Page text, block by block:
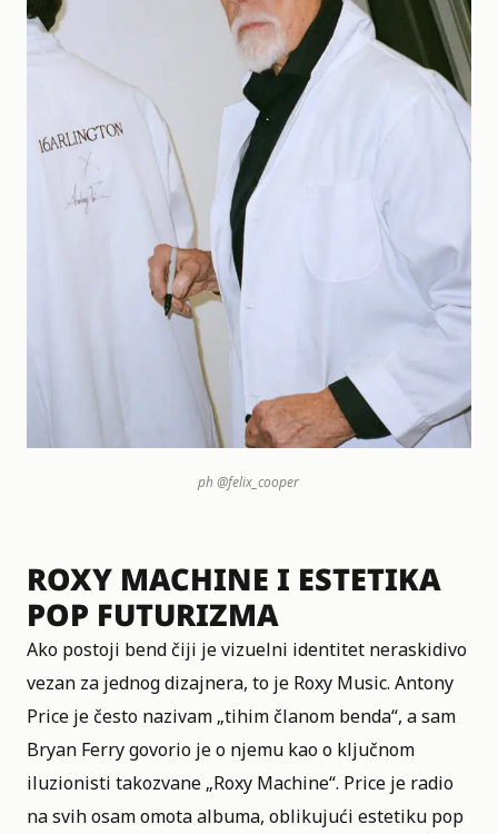
ph@felix_cooper
ROXY MACHINE I ESTETIKA
POP FUTURIZMA
Ako postoji bend čiji je vizuelni identitet neraskidivo
vezan za jednog dizajnera, to je Roxy Music. Antony
Price je često nazivam „tihim članom benda“, a sam
Bryan Ferry govorio je o njemu kao o ključnom
iluzionisti takozvane „Roxy Machine“. Price je radio
na svih osam omota albuma, oblikujući estetiku pop